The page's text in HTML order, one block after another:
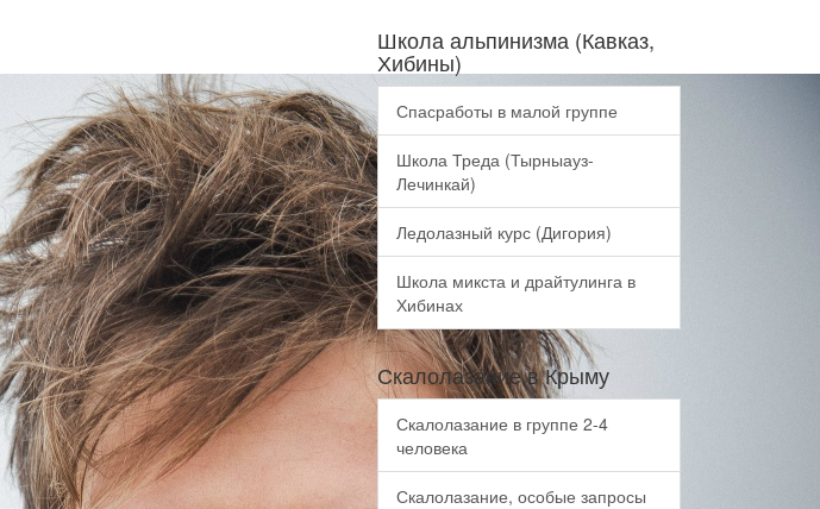
Школа альпинизма (Кавказ,
Хибины)
Спасработы в малой группе
Школа Треда (Тырныауз-
Лечинкай)
Ледолазный курс (Дигория)
Школа микста и драйтулинга в
Хибинах
Скалолазание в Крыму
Скалолазание в группе 2-4
человека
Скалолазание, особые запросы